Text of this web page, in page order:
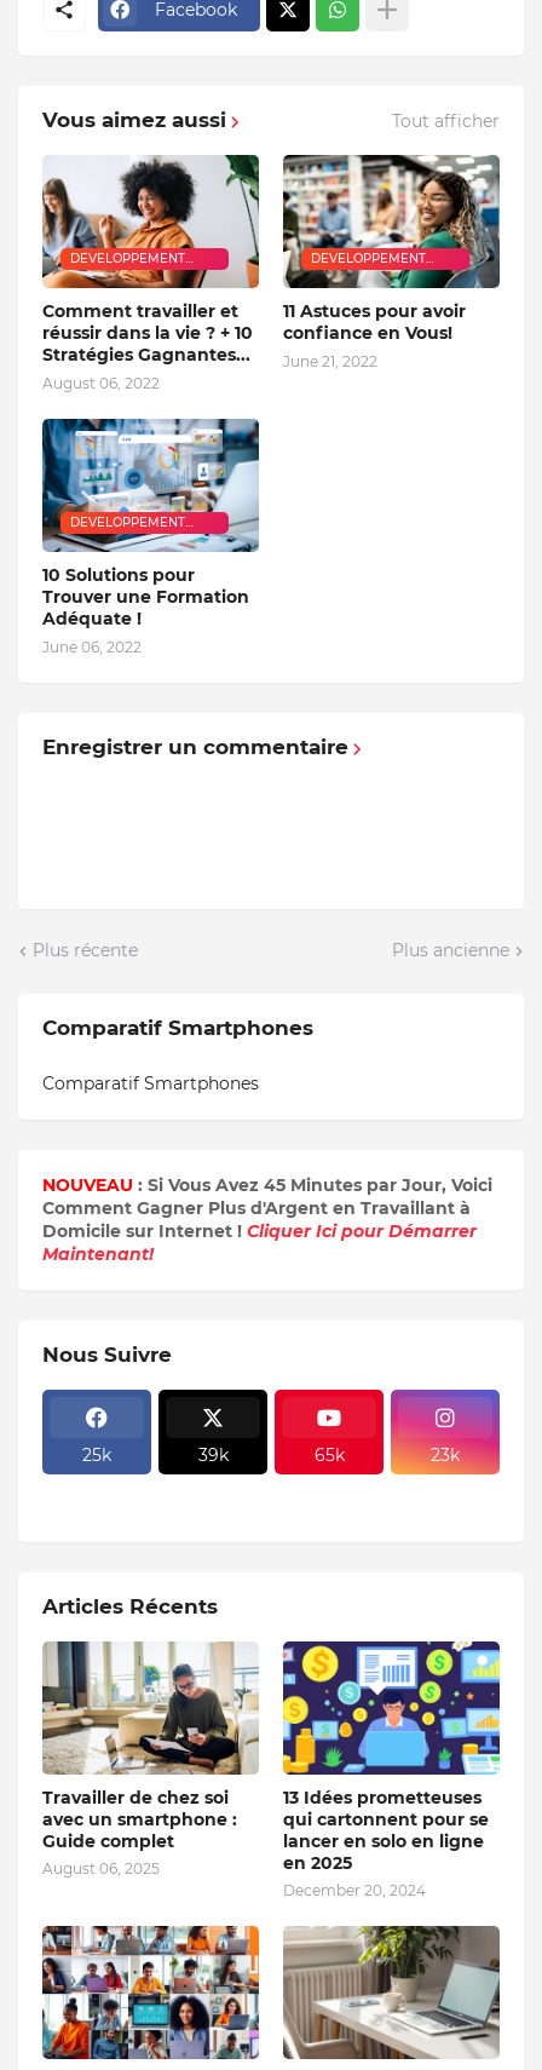
Facebook
Vous aimez aussi Tout afficher
DEVELOPPEMENT
PERSONNEL
Comment travailler et
réussir dans la vie ? + 10
Stratégies Gagnantes...
August 06, 2022
DEVELOPPEMENT
PERSONNEL
11 Astuces pour avoir
confiance en Vous!
June 21, 2022
DEVELOPPEMENT
PERSONNEL
10 Solutions pour
Trouver une Formation
Adéquate !
June 06, 2022
Enregistrer un commentaire
Plus récente Plus ancienne
Comparatif Smartphones
Comparatif Smartphones
NOUVEAU : Si Vous Avez 45 Minutes par Jour, Voici
Comment Gagner Plus d'Argent en Travaillant à
Domicile sur Internet ! Cliquer Ici pour Démarrer
Maintenant!
Nous Suivre
25k 39k 65k 23k
Articles Récents
Travailler de chez soi
avec un smartphone :
Guide complet
August 06, 2025
13 Idées prometteuses
qui cartonnent pour se
lancer en solo en ligne
en 2025
December 20, 2024